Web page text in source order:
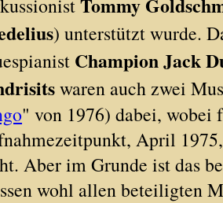
) unterstützt wurde.
Champion Jack
waren auch zwei
" von 1976) dabei, wobei
April
Aber im Grunde ist das
wohl allen beteiligten